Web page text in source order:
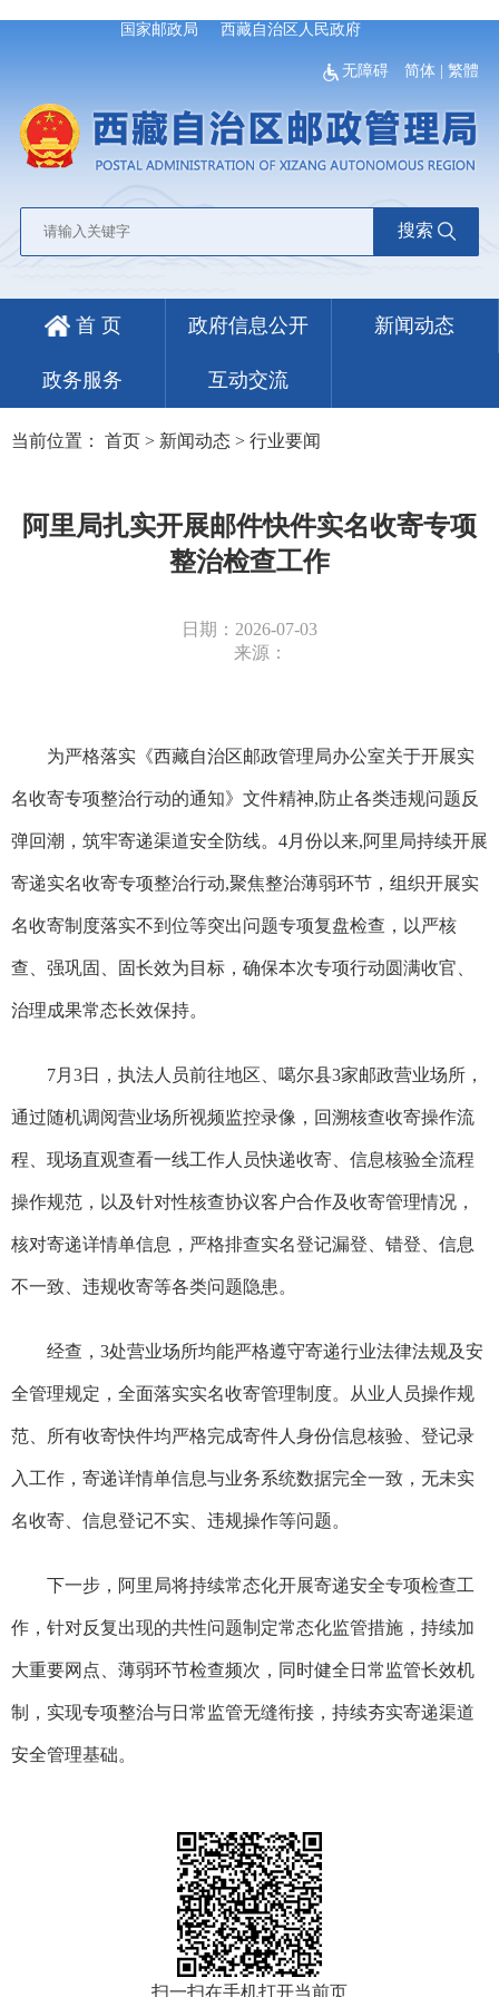
国家邮政局 西藏自治区人民政府
无障碍 简体 |繁體
搜索
首 页 政府信息公开 新闻动态
政务服务 互动交流
当前位置： 首页 > 新闻动态 > 行业要闻
阿里局扎实开展邮件快件实名收寄专项
整治检查工作
日期：2026-07-03
来源：
为严格落实《西藏自治区邮政管理局办公室关于开展实
名收寄专项整治行动的通知》文件精神,防止各类违规问题反
弹回潮，筑牢寄递渠道安全防线。4月份以来,阿里局持续开展
寄递实名收寄专项整治行动,聚焦整治薄弱环节，组织开展实
名收寄制度落实不到位等突出问题专项复盘检查，以严核
查、强巩固、固长效为目标，确保本次专项行动圆满收官、
治理成果常态长效保持。
7月3日，执法人员前往地区、噶尔县3家邮政营业场所，
通过随机调阅营业场所视频监控录像，回溯核查收寄操作流
程、现场直观查看一线工作人员快递收寄、信息核验全流程
操作规范，以及针对性核查协议客户合作及收寄管理情况，
核对寄递详情单信息，严格排查实名登记漏登、错登、信息
不一致、违规收寄等各类问题隐患。
经查， 3处营业场所均能严格遵守寄递行业法律法规及安
全管理规定，全面落实实名收寄管理制度。从业人员操作规
范、所有收寄快件均严格完成寄件人身份信息核验、登记录
入工作，寄递详情单信息与业务系统数据完全一致，无未实
名收寄、信息登记不实、违规操作等问题。
下一步，阿里局将持续常态化开展寄递安全专项检查工
作，针对反复出现的共性问题制定常态化监管措施，持续加
大重要网点、薄弱环节检查频次，同时健全日常监管长效机
制，实现专项整治与日常监管无缝衔接，持续夯实寄递渠道
安全管理基础。
扫一扫在手机打开当前页